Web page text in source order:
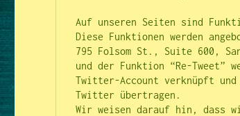
Auf unseren Seiten sind
Diese Funktionen werden
795 Folsom St., Suite 600,
und der Funktion “Re-Tweet”
Twitter-Account verknüpft und
Twitter übertragen.
Wir weisen darauf hin, dass